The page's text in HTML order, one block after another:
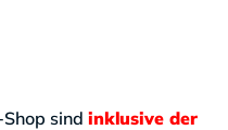
sind inklusive der